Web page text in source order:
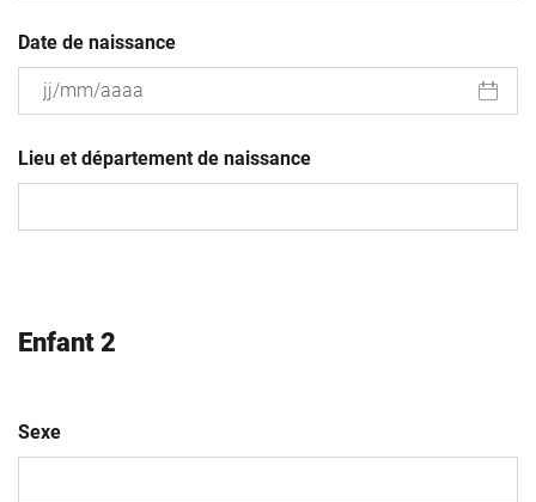
Date de naissance
slash
MM
Lieu et département de naissance
Enfant 2
Sexe